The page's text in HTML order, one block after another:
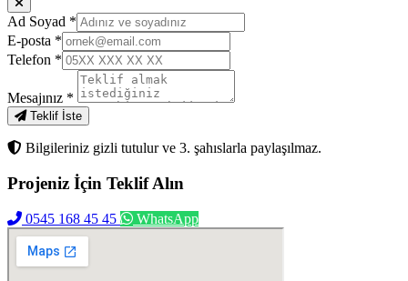
Ad Soyad *
E-posta *
Telefon *
Mesajınız *
Teklif İste
Bilgileriniz gizli tutulur ve 3. şahıslarla paylaşılmaz.
Projeniz İçin Teklif Alın
0545 168 45 45 WhatsApp